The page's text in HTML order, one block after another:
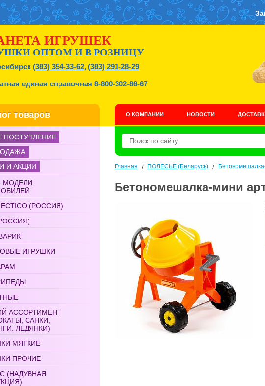
ИГРУШЕК
ОПТОМ И В РОЗНИЦУ
(383) 354-33-62, (383) 291-28-29
единая справочная 8-800-302-86-67
товаров О КОМПАНИИ НОВОСТИ
ПОСТУПЛЕНИЕ
И АКЦИИ
- МОДЕЛИ
(РОССИЯ)
ИГРУШКИ
АССОРТИМЕНТ
САНКИ,
ЛЕДЯНКИ)
МЯГКИЕ
ПРОЧИЕ
(НАДУВНАЯ
Главная / ПОЛЕСЬЕ (Беларусь) /
Бетономешалка-мини